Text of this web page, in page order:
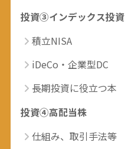
投資③インデックス投資
積立NISA
iDeCo・企業型DC
長期投資に役立つ本
投資④高配当株
仕組み、取引手法等